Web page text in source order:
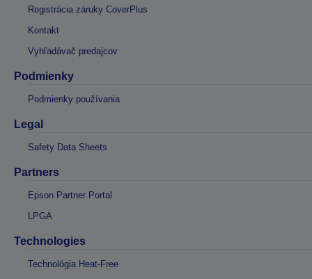
Registrácia záruky CoverPlus
Kontakt
Vyhľadávač predajcov
Podmienky
Podmienky používania
Legal
Safety Data Sheets
Partners
Epson Partner Portal
LPGA
Technologies
Technológia Heat-Free